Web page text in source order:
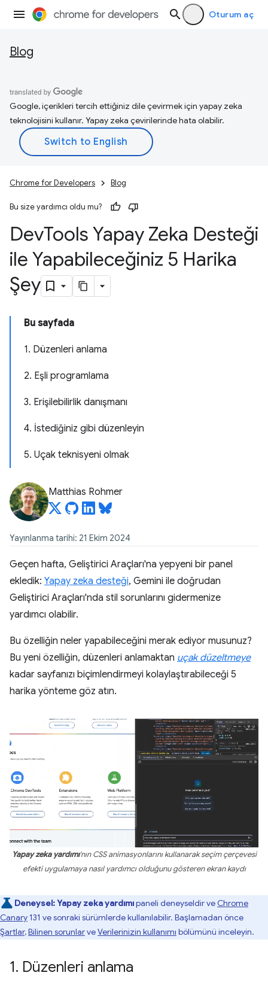
Oturum aç
Blog
Google, içerikleri tercih ettiğiniz dile çevirmek için yapay zeka
teknolojisini kullanır. Yapay zeka çevirilerinde hata olabilir.
Chrome for Developers Blog
Bu size yardımcı oldu mu?
DevTools Yapay Zeka Desteği
ile Yapabileceğiniz 5 Harika
Şey
Bu sayfada
1. Düzenleri anlama
2. Eşli programlama
3. Erişilebilirlik danışmanı
4. İstediğiniz gibi düzenleyin
5. Uçak teknisyeni olmak
Matthias Rohmer
Yayınlanma tarihi: 21 Ekim 2024
Geçen hafta, Geliştirici Araçları'na yepyeni bir panel
ekledik: Yapay zeka desteği, Gemini ile doğrudan
Geliştirici Araçları'nda stil sorunlarını gidermenize
yardımcı olabilir.
Bu özelliğin neler yapabileceğini merak ediyor musunuz?
Bu yeni özelliğin, düzenleri anlamaktan uçak düzeltmeye
kadar sayfanızı biçimlendirmeyi kolaylaştırabileceği 5
harika yönteme göz atın.
Yapay zeka yardımı'nın CSS animasyonlarını kullanarak seçim çerçevesi
efekti uygulamaya nasıl yardımcı olduğunu gösteren ekran kaydı
Deneysel:Yapay zeka yardımıpaneli deneyseldir ve Chrome
Canary131 ve sonraki sürümlerde kullanılabilir. Başlamadan önce
Şartlar,Bilinen sorunlarveVerilerinizin kullanımı bölümünü inceleyin.
1. Düzenleri anlama